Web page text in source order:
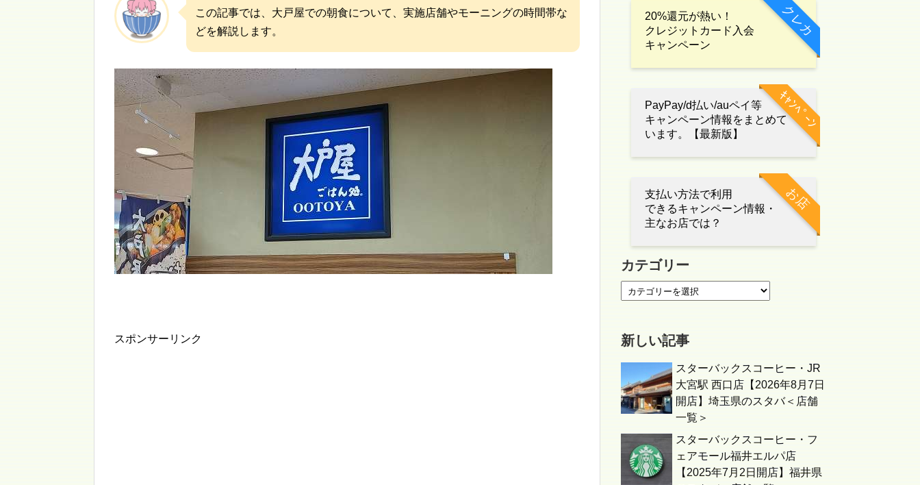
この記事では、大戸屋での朝食について、実施店舗やモーニングの時間帯な
どを解説します。
スポンサーリンク
クレカ
20%還元が熱い！
クレジットカード入会
キャンペーン
ｷｬﾝﾍﾟｰﾝ
PayPay/d払い/auペイ等
キャンペーン情報をまとめて
います。【最新版】
お店
支払い方法で利用
できるキャンペーン情報・
主なお店では？
カテゴリー
新しい記事
スターバックスコーヒー・JR
大宮駅 西口店【2026年8月7日
開店】埼玉県のスタバ＜店舗
一覧＞
スターバックスコーヒー・フ
ェアモール福井エルパ店
【2025年7月2日開店】福井県